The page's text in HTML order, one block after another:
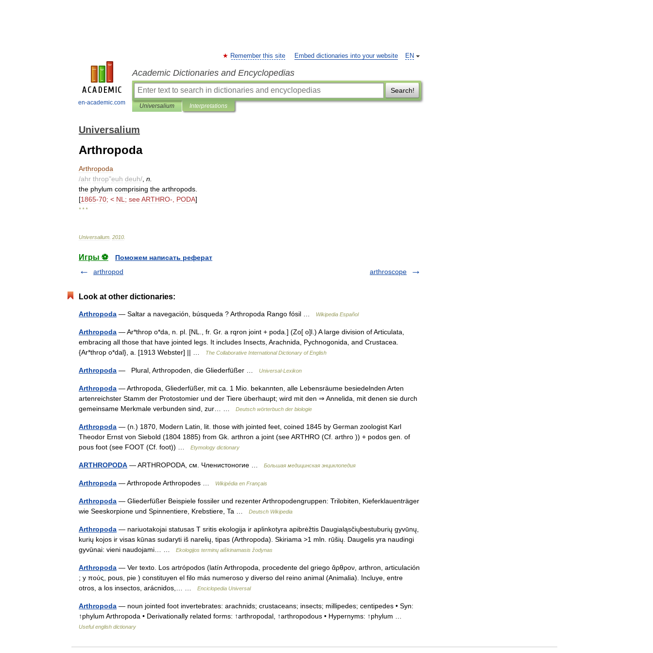
en-academic.com
EN
Remember this site Embed dictionaries into your website
Academic Dictionaries and Encyclopedias
Search!
Universalium Interpretations
Universalium
Arthropoda
Arthropoda
/ahr throp"euh deuh/ n
the phylum comprising the arthropods
[1865-70; < NL ; seeARTHRO-, PODA]
* * *
Universalium 2010
Игры ⚽
Поможем написать реферат
arthropod
arthroscope
Look at other dictionaries:
Arthropoda — Saltar a navegación, búsqueda ? Arthropoda Rango fósil … Wikipedia Español
Arthropoda — Ar*throp o*da, n. pl. [NL., fr. Gr. a rqron joint + poda.] (Zo[ o]l.) A large division of Articulata,
embracing all those that have jointed legs. It includes Insects, Arachnida, Pychnogonida, and Crustacea.
{Ar*throp o*dal}, a. [1913 Webster] || …
The Collaborative International Dictionary of English
Arthropoda — Plural, Arthropoden, die Gliederfüßer … Universal-Lexikon
Arthropoda — Arthropoda, Gliederfüßer, mit ca. 1 Mio. bekannten, alle Lebensräume besiedelnden Arten
artenreichster Stamm der Protostomier und der Tiere überhaupt; wird mit den ⇒ Annelida, mit denen sie durch
gemeinsame Merkmale verbunden sind, zur… …
Deutsch wörterbuch der biologie
Arthropoda — (n.) 1870, Modern Latin, lit. those with jointed feet, coined 1845 by German zoologist Karl
Theodor Ernst von Siebold (1804 1885) from Gk. arthron a joint (see ARTHRO (Cf. arthro )) + podos gen. of
pous foot (see FOOT (Cf. foot)) …
Etymology dictionary
ARTHROPODA — ARTHROPODA, см. Членистоногие … Большая медицинская энциклопедия
Arthropoda — Arthropode Arthropodes … Wikipédia en Français
Arthropoda — Gliederfüßer Beispiele fossiler und rezenter Arthropodengruppen: Trilobiten, Kieferklauenträger
wie Seeskorpione und Spinnentiere, Krebstiere, Ta …
Deutsch Wikipedia
Arthropoda — nariuotakojai statusas T sritis ekologija ir aplinkotyra apibrėžtis Daugialąsčiųbestuburių gyvūnų,
kurių kojos ir visas kūnas sudaryti iš narelių, tipas (Arthropoda). Skiriama >1 mln. rūšių. Daugelis yra naudingi
gyvūnai: vieni naudojami… …
Ekologijos terminų aiškinamasis žodynas
Arthropoda — Ver texto. Los artrópodos (latín Arthropoda, procedente del griego ἄρθρον, arthron, articulación
; y πούς, pous, pie ) constituyen el filo más numeroso y diverso del reino animal (Animalia). Incluye, entre
otros, a los insectos, arácnidos,… …
Enciclopedia Universal
Arthropoda — noun jointed foot invertebrates: arachnids; crustaceans; insects; millipedes; centipedes • Syn:
↑phylum Arthropoda • Derivationally related forms: ↑arthropodal, ↑arthropodous • Hypernyms: ↑phylum …
Useful english dictionary